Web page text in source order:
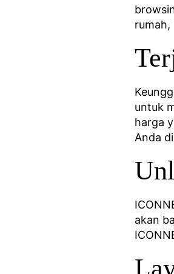
rumah,
untuk
harga
Anda
akan